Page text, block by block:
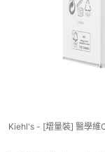
Kiehl's - [增量裝] 醫學維